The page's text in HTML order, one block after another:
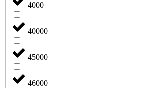
4000
40000
45000
46000